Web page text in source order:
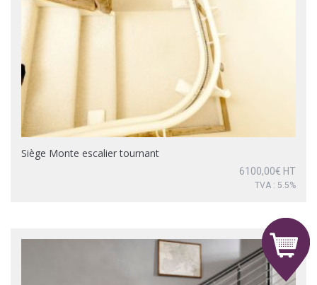
Siège Monte escalier tournant
6100,00€ HT
TVA : 5.5%